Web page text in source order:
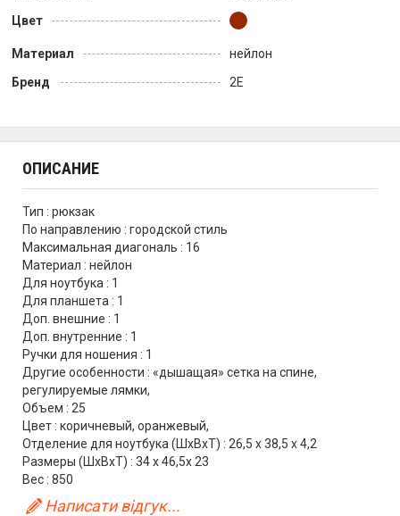
Цвет
Материал
нейлон
Бренд
2E
ОПИСАНИЕ
Тип : рюкзак
По направлению : городской стиль
Максимальная диагональ : 16
Материал : нейлон
Для ноутбука : 1
Для планшета : 1
Доп. внешние : 1
Доп. внутренние : 1
Ручки для ношения : 1
Другие особенности : «дышащая» сетка на спине,
регулируемые лямки,
Объем : 25
Цвет : коричневый, оранжевый,
Отделение для ноутбука (ШхВхТ) : 26,5 x 38,5 x 4,2
Размеры (ШхВхТ) : 34 x 46,5x 23
Вес : 850
Написати відгук...